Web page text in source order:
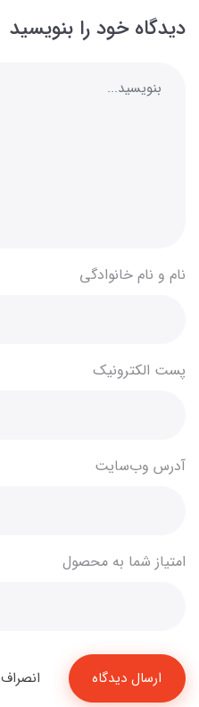
دیدگاه خود را بنویسید
نام و نام خانوادگی
پست الکترونیک
آدرس وب‌سایت
امتیاز شما به محصول
ارسال دیدگاه انصراف